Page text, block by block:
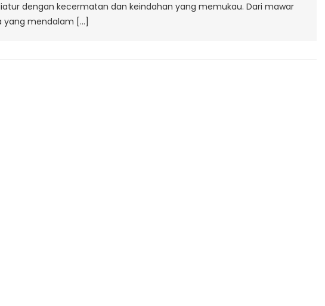
dengan kecermatan dan keindahan yang memukau. Dari mawar
mendalam […]